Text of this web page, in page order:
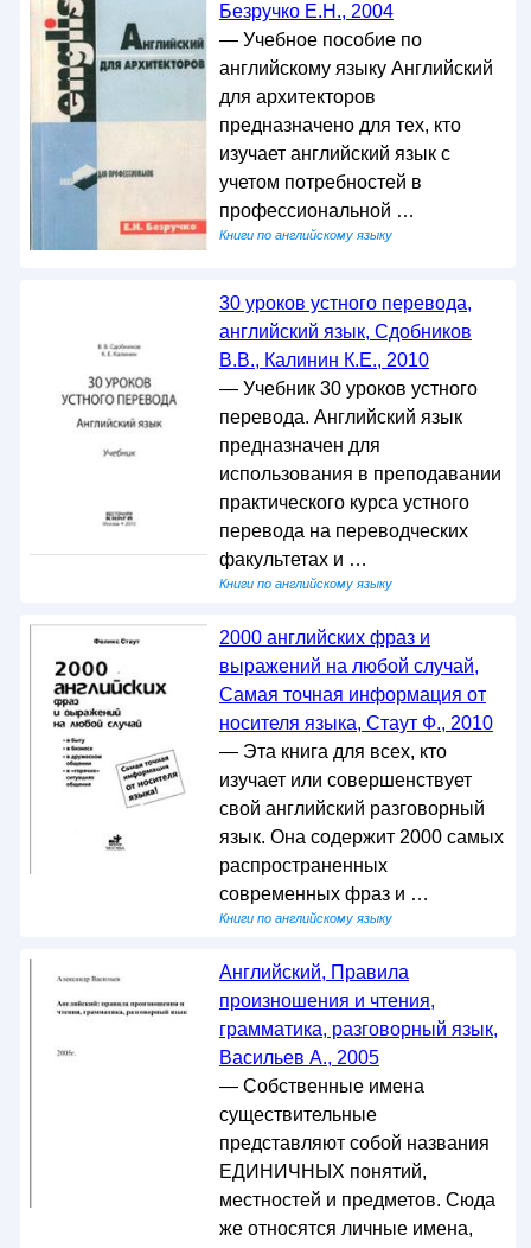
Безручко Е.Н., 2004
— Учебное пособие по
английскому языку Английский
для архитекторов
предназначено для тех, кто
изучает английский язык с
учетом потребностей в
профессиональной …
Книги по английскому языку
30 уроков устного перевода,
английский язык, Сдобников
В.В., Калинин К.Е., 2010
— Учебник 30 уроков устного
перевода. Английский язык
предназначен для
использования в преподавании
практического курса устного
перевода на переводческих
факультетах и …
Книги по английскому языку
2000 английских фраз и
выражений на любой случай,
Самая точная информация от
носителя языка, Стаут Ф., 2010
— Эта книга для всех, кто
изучает или совершенствует
свой английский разговорный
язык. Она содержит 2000 самых
распространенных
современных фраз и …
Книги по английскому языку
Английский, Правила
произношения и чтения,
грамматика, разговорный язык,
Васильев А., 2005
— Собственные имена
существительные
представляют собой названия
ЕДИНИЧНЫХ понятий,
местностей и предметов. Сюда
же относятся личные имена,